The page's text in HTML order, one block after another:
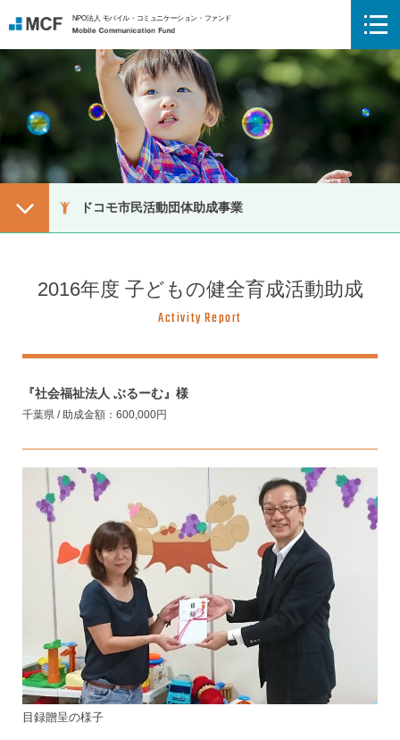
NPO法人 モバイル・コミュニケーション・ファンド
ドコモ市民活動団体助成事業
2016年度 子どもの健全育成活動助成
Activity Report
『社会福祉法人 ぶるーむ』様
千葉県 / 助成金額：600,000円
目録贈呈の様子